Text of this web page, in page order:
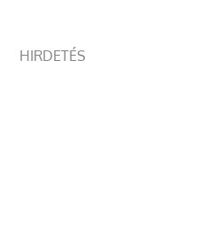
HIRDETÉS